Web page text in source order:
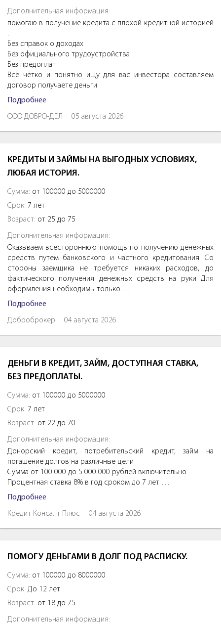
Дополнительная информация:
помогаю в получение кредита с плохой кредитной историей
.
Без справок о доходах
Без официального трудоустройства
Без предоплат
Всё чётко и понятно ищу для вас инвестора составляем
договор получаете деньги
Подробнее
ООО ДОБРО-ДЕЛ 05 августа 2026
КРЕДИТЫ И ЗАЙМЫ НА ВЫГОДНЫХ УСЛОВИЯХ,
ЛЮБАЯ ИСТОРИЯ.
Сумма: от 100000 до 5000000
Срок: 7 лет
Возраст: от 25 до 75
Дополнительная информация:
Оказываем всестороннюю помощь по получению денежных
средств путем банковского и частного кредитования. Со
стороны заемщика не требуется никаких расходов, до
фактического получения денежных средств на руки Для
оформления необходимы только …
Подробнее
Доброброкер 04 августа 2026
ДЕНЬГИ В КРЕДИТ, ЗАЙМ, ДОСТУПНАЯ СТАВКА,
БЕЗ ПРЕДОПЛАТЫ.
Сумма: от 100000 до 5000000
Срок: 7 лет
Возраст: от 22 до 70
Дополнительная информация:
Донорский кредит, потребительский кредит, займ на
погашение долгов на различные цели
Сумма от 100 000 до 5 000 000 рублей включительно
Процентная ставка 8% в год сроком до 7 лет …
Подробнее
Кредит Консалт Плюс 04 августа 2026
ПОМОГУ ДЕНЬГАМИ В ДОЛГ ПОД РАСПИСКУ.
Сумма: от 100000 до 8000000
Срок: До 12 лет
Возраст: от 18 до 75
Дополнительная информация: